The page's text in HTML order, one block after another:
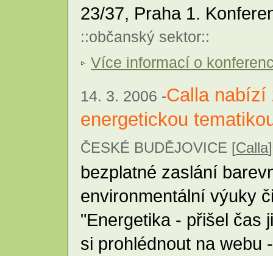
23/37, Praha 1.
::občanský sektor::
Více informací o
14. 3. 2006 -Calla nabízí
energetickou
ČESKÉ BUDĚJOVICE [Calla
bezplatné zaslání
environmentální výuky
"Energetika - přišel čas
si prohlédnout na webu -